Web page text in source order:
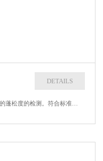
DETAILS
适用范围：用于羽绒羽毛及制品填充料的蓬松度的检测。符合标准：IDFB Part10-B技术参数：1、测量精度：1 mm2、量筒高度：600 mm3、量筒内径：288mm4、压盘重量：94.25g5、压盘直径：284mm6...